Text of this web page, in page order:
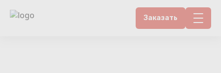
Заказать